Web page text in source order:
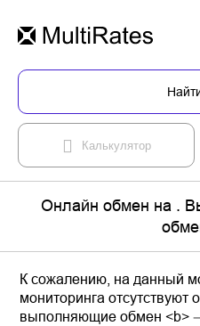
Калькулятор
Онлайн обмен на .
К сожалению, на данный
мониторинга отсутствуют
выполняющие обмен <b>